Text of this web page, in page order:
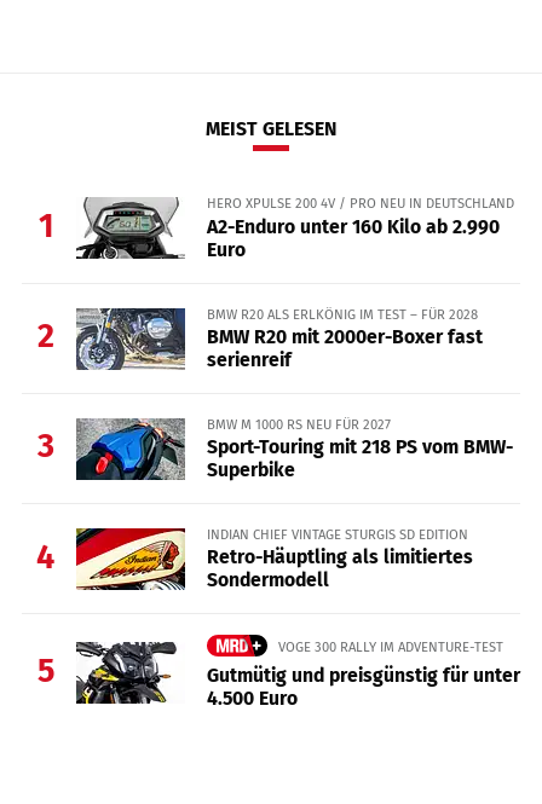
MEIST GELESEN
1
HERO XPULSE 200 4V / PRO NEU IN DEUTSCHLAND
A2-Enduro unter 160 Kilo ab 2.990
Euro
2
BMW R20 ALS ERLKÖNIG IM TEST – FÜR 2028
BMW R20 mit 2000er-Boxer fast
serienreif
3
BMW M 1000 RS NEU FÜR 2027
Sport-Touring mit 218 PS vom BMW-
Superbike
4
INDIAN CHIEF VINTAGE STURGIS SD EDITION
Retro-Häuptling als limitiertes
Sondermodell
5
VOGE 300 RALLY IM ADVENTURE-TEST
Gutmütig und preisgünstig für unter
4.500 Euro